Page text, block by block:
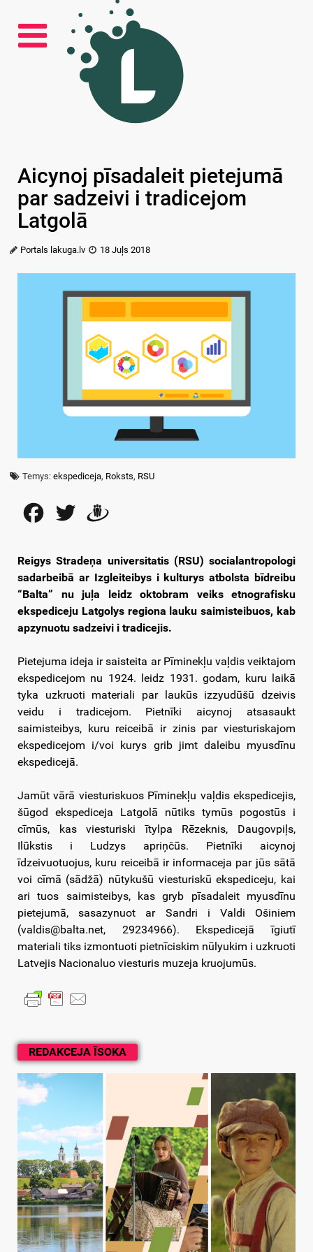
REDAKCEJA ĪSOKA
Aicynoj pīsadaleit pietejumā
par sadzeivi i tradicejom
Latgolā
Portals lakuga.lv 18 Juļs 2018
Temys:ekspediceja, Roksts, RSU
FacebookTwitter
Reigys Stradeņa universitatis (RSU) socialantropologi
sadarbeibā ar Izgleiteibys i kulturys atbolsta bīdreibu
“Balta” nu juļa leidz oktobram veiks etnografisku
ekspediceju Latgolys regiona lauku saimisteibuos, kab
apzynuotu sadzeivi i tradicejis.
Pietejuma ideja ir saisteita ar Pīminekļu vaļdis veiktajom
ekspedicejom nu 1924. leidz 1931. godam, kuru laikā
tyka uzkruoti materiali par laukūs izzyudūšū dzeivis
veidu i tradicejom. Pietnīki aicynoj atsasaukt
saimisteibys, kuru reiceibā ir zinis par viesturiskajom
ekspedicejom i/voi kurys grib jimt daleibu myusdīnu
ekspedicejā.
Jamūt vārā viesturiskuos Pīminekļu vaļdis ekspedicejis,
šūgod ekspediceja Latgolā nūtiks tymūs pogostūs i
cīmūs, kas viesturiski ītylpa Rēzeknis, Daugovpiļs,
Ilūkstis i Ludzys apriņčūs. Pietnīki aicynoj
īdzeivuotuojus, kuru reiceibā ir informaceja par jūs sātā
voi cīmā (sādžā) nūtykušū viesturiskū ekspediceju, kai
ari tuos saimisteibys, kas gryb pīsadaleit myusdīnu
pietejumā, sasazynuot ar Sandri i Valdi Ošiniem
(valdis@balta.net, 29234966). Ekspedicejā īgiutī
materiali tiks izmontuoti pietnīciskim nūlyukim i uzkruoti
Latvejis Nacionaluo viesturis muzeja kruojumūs.